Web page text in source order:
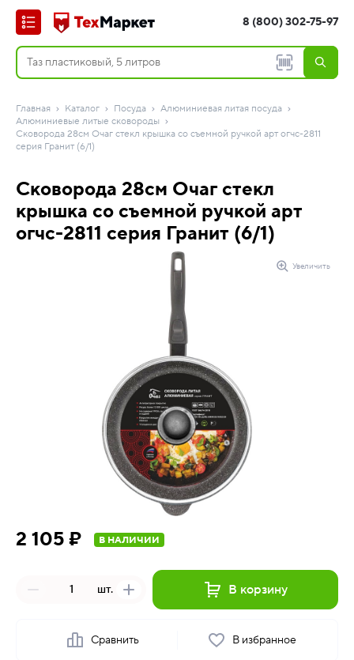
8 (800) 302-75-97
Главная Каталог Посуда
Алюминиевая литая посуда
Алюминиевые литые сковороды
Сковорода 28см Очаг стекл крышка со съемной ручкой арт огчс-2811
серия Гранит (6/1)
Сковорода 28см Очаг стекл
крышка со съемной ручкой арт
огчс-2811 серия Гранит (6/1)
Увеличить
2 105 ₽ В НАЛИЧИИ
шт. В корзину
Сравнить В избранное